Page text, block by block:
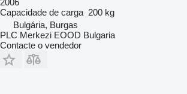
Capacidade de carga 200 kg
Bulgária, Burgas
PLC Merkezi EOOD Bulgaria
Contacte o vendedor